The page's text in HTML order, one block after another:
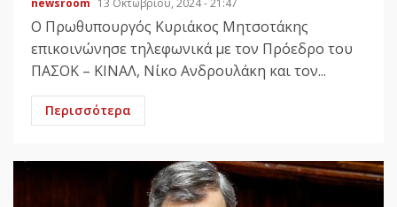
newsroom 13 Οκτωβρίου, 2024 - 21:47
Ο Πρωθυπουργός Κυριάκος Μητσοτάκης
επικοινώνησε τηλεφωνικά με τον Πρόεδρο του
ΠΑΣΟΚ – ΚΙΝΑΛ, Νίκο Ανδρουλάκη και τον...
Περισσότερα